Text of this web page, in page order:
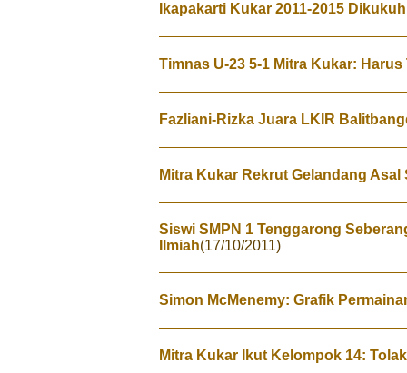
Ikapakarti Kukar 2011-2015
Timnas U-23 5-1 Mitra Kukar:
Fazliani-Rizka Juara LKIR
Mitra Kukar Rekrut Gelandang Asal
Siswi SMPN 1 Tenggarong
Ilmiah(17/10/2011)
Simon McMenemy: Grafik
Mitra Kukar Ikut Kelompok 14: